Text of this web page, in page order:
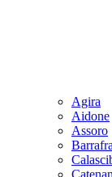
Agira
Aidone
Assoro